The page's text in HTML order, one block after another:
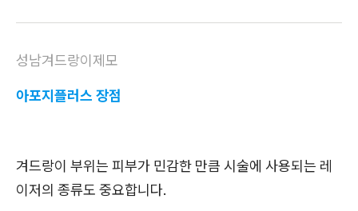
성남겨드랑이제모
아포지플러스 장점
겨드랑이 부위는 피부가 민감한 만큼 시술에 사용되는 레
이저의 종류도 중요합니다.